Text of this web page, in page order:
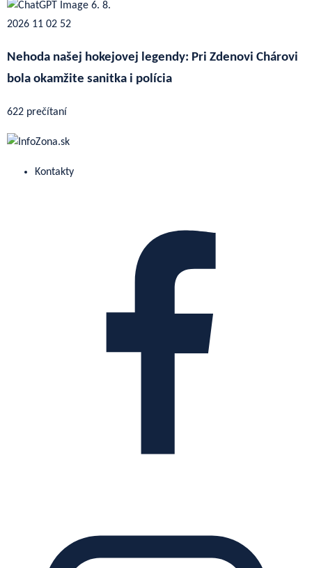
Nehoda našej hokejovej legendy: Pri Zdenovi Chárovi
bola okamžite sanitka i polícia
622 prečítaní
Kontakty